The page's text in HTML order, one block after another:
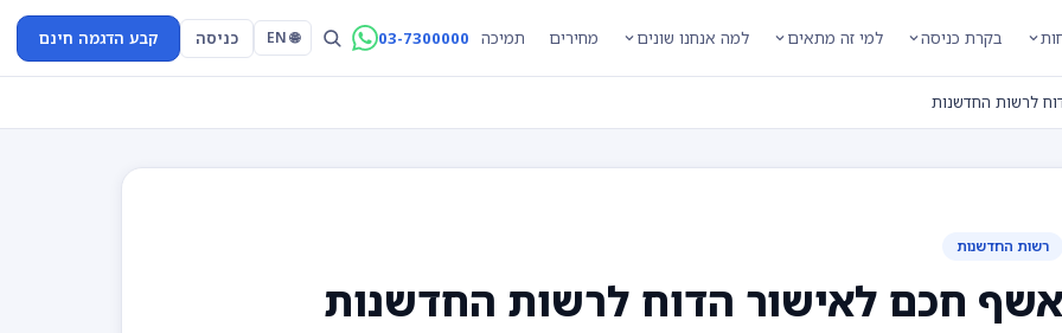
בקרת כניסה למי זה מתאים למה אנחנו שונים מחירים תמיכה 03-7300000
🌐 EN כניסה קבע הדגמה חינם
לרשות החדשנות
רשות החדשנות
אשף חכם לאישור הדוח לרשות החדשנות